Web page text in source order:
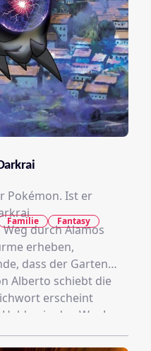
Pokémon. Ist er
durch Alamos
erheben,
dass der Garten
Alberto schiebt die
erscheint
in den Weg!
Feind? Als über
Familie
Fantasy